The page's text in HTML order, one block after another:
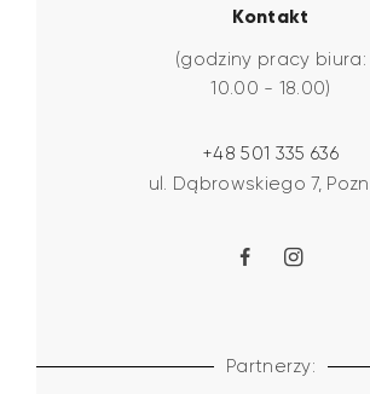
Kontakt
(godziny pracy biura:
10.00 - 18.00)
ul. Dąbrowskiego 7,
+48 501 335 636
Partnerzy: